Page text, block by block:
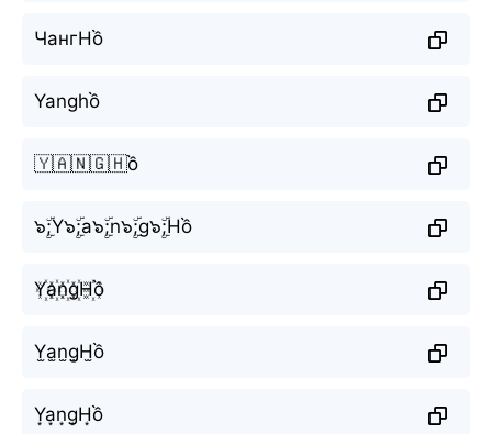
ЧангНồ
Yanghồ
🇾🇦🇳🇬🇭ồ
๖ۣۜ;Y๖ۣۜ;a๖ۣۜ;n๖ۣۜ;g๖ۣۜ;Hồ
Y꙰a꙰n꙰g꙰H꙰ồ
Y̫a̫n̫g̫H̫ồ
Y͙a͙n͙g͙H͙ồ